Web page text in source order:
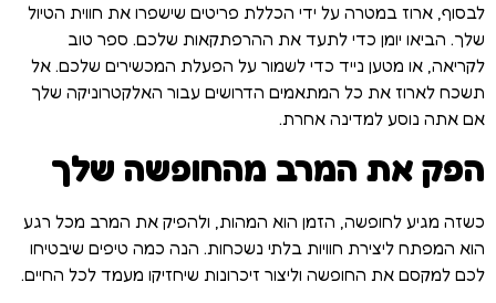
לבסוף, ארוז במטרה על ידי הכללת פריטים שישפרו את חווית הטיול
שלך. הביאו יומן כדי לתעד את ההרפתקאות שלכם. ספר טוב
לקריאה, או מטען נייד כדי לשמור על הפעלת המכשירים שלכם. אל
תשכח לארוז את כל המתאמים הדרושים עבור האלקטרוניקה שלך
אם אתה נוסע למדינה אחרת.
הפק את המרב מהחופשה שלך
כשזה מגיע לחופשה, הזמן הוא המהות, ולהפיק את המרב מכל רגע
הוא המפתח ליצירת חוויות בלתי נשכחות. הנה כמה טיפים שיבטיחו
לכם למקסם את החופשה וליצור זיכרונות שיחזיקו מעמד לכל החיים.